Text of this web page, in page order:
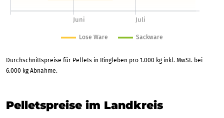
Durchschnittspreise für Pellets in Ringleben pro 1.000 kg inkl. MwSt. bei
6.000 kg Abnahme.
Pelletspreise im Landkreis